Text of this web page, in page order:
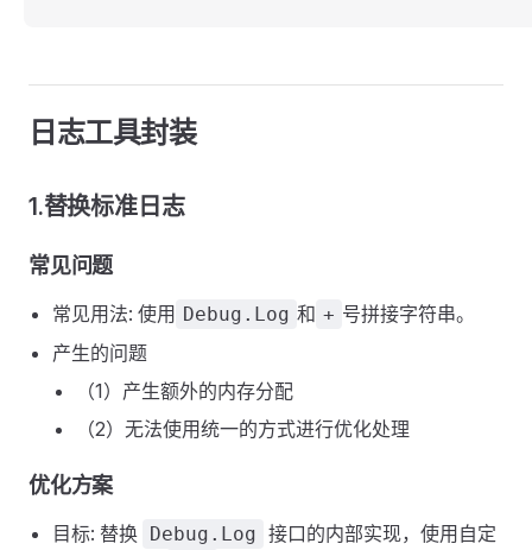
日志工具封装
1.替换标准日志
常见问题
常见用法: 使用 Debug.Log 和 + 号拼接字符串。
产生的问题
（1）产生额外的内存分配
（2）无法使用统一的方式进行优化处理
优化方案
目标: 替换 Debug.Log 接口的内部实现，使用自定